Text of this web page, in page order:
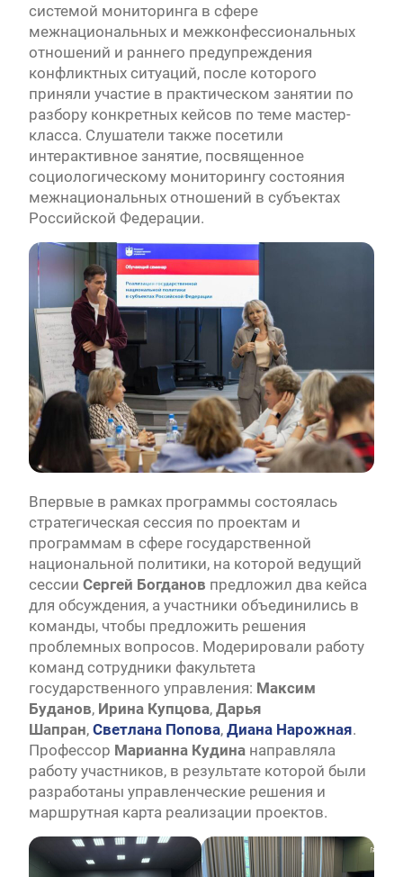
системой мониторинга в сфере
межнациональных и межконфессиональных
отношений и раннего предупреждения
конфликтных ситуаций, после которого
приняли участие в практическом занятии по
разбору конкретных кейсов по теме мастер-
класса. Слушатели также посетили
интерактивное занятие, посвященное
социологическому мониторингу состояния
межнациональных отношений в субъектах
Российской Федерации.
Впервые в рамках программы состоялась
стратегическая сессия по проектам и
программам в сфере государственной
национальной политики, на которой ведущий
сессии Сергей Богданов предложил два кейса
для обсуждения, а участники объединились в
команды, чтобы предложить решения
проблемных вопросов. Модерировали работу
команд сотрудники факультета
государственного управления: Максим
Буданов, Ирина Купцова, Дарья
Шапран, Светлана Попова, Диана Нарожная.
Профессор Марианна Кудинанаправляла
работу участников, в результате которой были
разработаны управленческие решения и
маршрутная карта реализации проектов.